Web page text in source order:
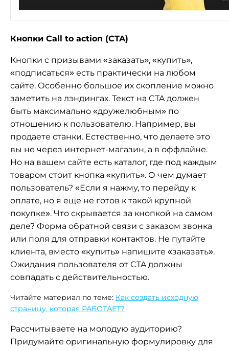
Кнопки Call to action (CTA)
Кнопки с призывами «заказать», «купить»,
«подписаться» есть практически на любом
сайте. Особенно большое их скопление можно
заметить на лэндингах. Текст на CTA должен
быть максимально «дружелюбным» по
отношению к пользователю. Например, вы
продаете станки. Естественно, что делаете это
вы не через интернет-магазин, а в оффлайне.
Но на вашем сайте есть каталог, где под каждым
товаром стоит кнопка «купить». О чем думает
пользователь? «Если я нажму, то перейду к
оплате, но я еще не готов к такой крупной
покупке». Что скрывается за кнопкой на самом
деле? Форма обратной связи с заказом звонка
или поля для отправки контактов. Не путайте
клиента, вместо «купить» напишите «заказать».
Ожидания пользователя от CTA должны
совпадать с действительностью.
Читайте материал по теме: Как создать исходную
страницу, которая РАБОТАЕТ?
Рассчитываете на молодую аудиторию?
Придумайте оригинальную формулировку для